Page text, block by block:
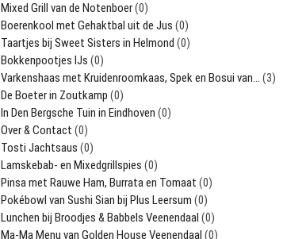
Mixed Grill van de Notenboer(0)
Boerenkool met Gehaktbal uit de Jus (0)
Taartjes bij Sweet Sisters in Helmond (0)
Bokkenpootjes IJs (0)
Varkenshaas met Kruidenroomkaas, Spek en Bosui van… (3)
De Boeter in Zoutkamp (0)
In Den Bergsche Tuin in Eindhoven (0)
Over & Contact (0)
Tosti Jachtsaus (0)
Lamskebab- en Mixedgrillspies (0)
Pinsa met Rauwe Ham, Burrata en Tomaat (0)
Pokébowl van Sushi Sian bij Plus Leersum (0)
Lunchen bij Broodjes & Babbels Veenendaal (0)
Ma-Ma Menu van Golden House Veenendaal (0)